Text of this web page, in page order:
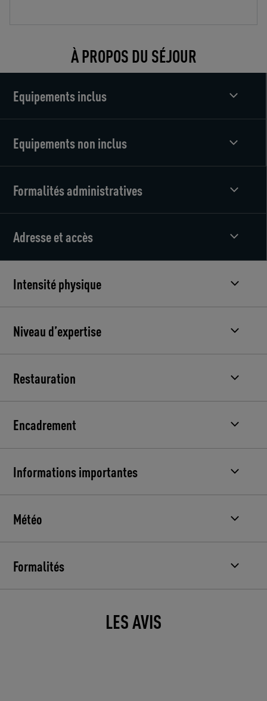
À PROPOS DU SÉJOUR
Equipements inclus
Equipements non inclus
Formalités administratives
Adresse et accès
Intensité physique
Niveau d’expertise
Restauration
Encadrement
Informations importantes
Météo
Formalités
LES AVIS